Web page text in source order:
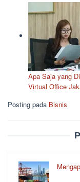
Apa Saja yang
Virtual Office
Posting pada Bisnis